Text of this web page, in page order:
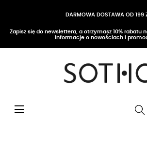
DARMOWA DOSTAWA OD 199
Zapisz się do newslettera, a otrzymasz 10% rabatu
informacje o nowościach i
Przełącz nawigację
☰